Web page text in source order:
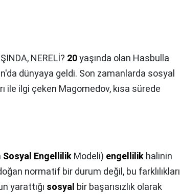
NERELİ? 20yaşında olan Hasbulla
dünyaya geldi. Son zamanlarda sosyal
ile ilgi çeken Magomedov, kısa sürede
Sosyal Engellilik Modeli) engellilik halinin
normatif bir durum değil, bu farklılıkları
yarattığı sosyal bir başarısızlık olarak